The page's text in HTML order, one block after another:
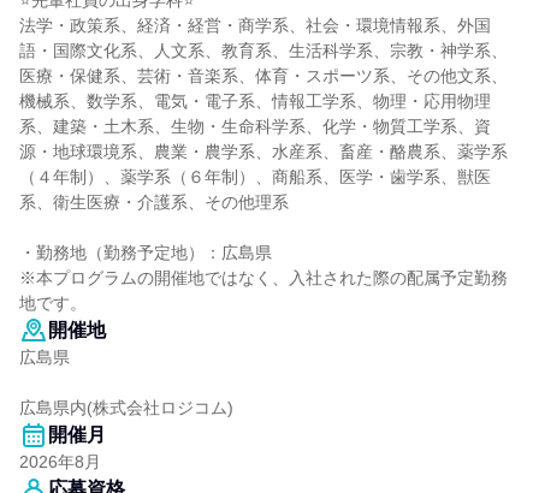
法学・政策系、経済・経営・商学系、社会・環境情報系、外国
語・国際文化系、人文系、教育系、生活科学系、宗教・神学系、
医療・保健系、芸術・音楽系、体育・スポーツ系、その他文系、
機械系、数学系、電気・電子系、情報工学系、物理・応用物理
系、建築・土木系、生物・生命科学系、化学・物質工学系、資
源・地球環境系、農業・農学系、水産系、畜産・酪農系、薬学系
（４年制）、薬学系（６年制）、商船系、医学・歯学系、獣医
系、衛生医療・介護系、その他理系
・勤務地（勤務予定地）：広島県
※本プログラムの開催地ではなく、入社された際の配属予定勤務
地です。
開催地
広島県
広島県内(株式会社ロジコム)
開催月
2026年8月
応募資格